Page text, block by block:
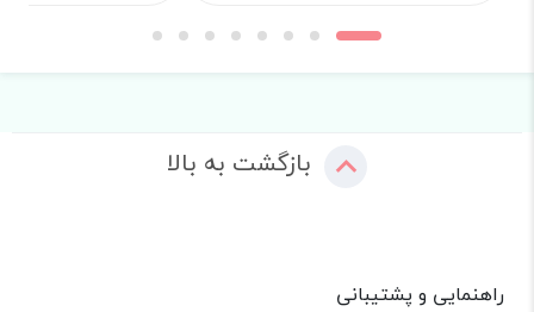
بازگشت به بالا
راهنمایی و پشتیبانی